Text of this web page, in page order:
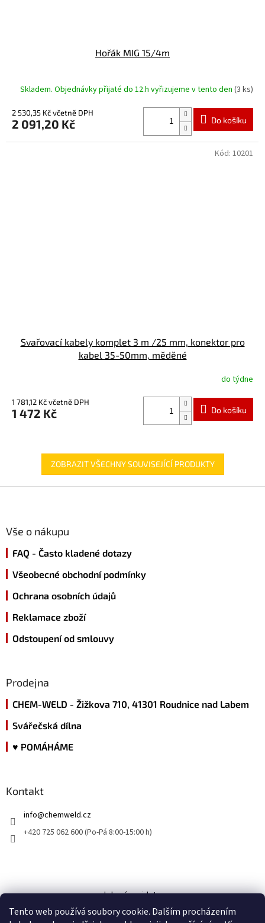
Tento web používá soubory cookie. Dalším procházením
Hořák MIG 15/4m
Skladem. Objednávky přijaté do 12.h vyřizujeme v tento den (3 ks)
2 530,35 Kč včetně DPH
2 091,20 Kč Do košíku
Svařovací kabely komplet 3 m /25 mm, konektor pro
kabel 35-50mm, měděné
do týdne
1 781,12 Kč včetně DPH
1 472 Kč Do košíku
Kód: 10201
ZOBRAZIT VŠECHNY SOUVISEJÍCÍ PRODUKTY
Vše o nákupu
FAQ - Často kladené dotazy
Všeobecné obchodní podmínky
Ochrana osobních údajů
Reklamace zboží
Odstoupení od smlouvy
Prodejna
CHEM-WELD - Žižkova 710, 41301 Roudnice nad Labem
Svářečská dílna
♥ POMÁHÁME
Kontakt
info@chemweld.cz
+420 725 062 600 (Po-Pá 8:00-15:00 h)
kde nás najdete